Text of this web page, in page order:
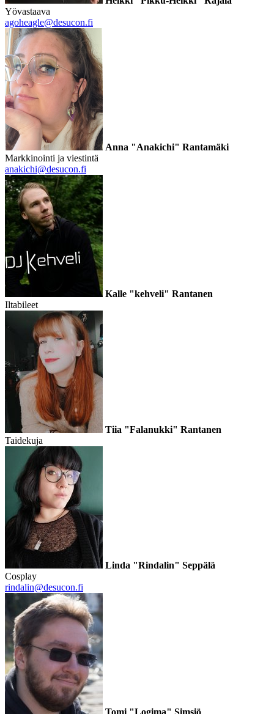
Yövastaava
agoheagle@desucon.fi
Anna "Anakichi" Rantamäki
Markkinointi ja viestintä
anakichi@desucon.fi
Kalle "kehveli" Rantanen
Iltabileet
Tiia "Falanukki" Rantanen
Taidekuja
Linda "Rindalin" Seppälä
Cosplay
rindalin@desucon.fi
Tomi "Logima" Simsiö